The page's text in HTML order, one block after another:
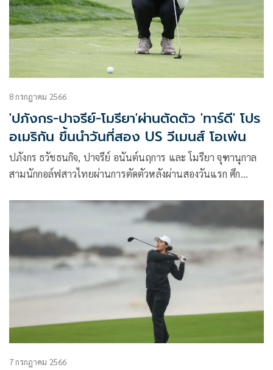
มากที่สุดในประวัติศาสตร์กอล์ฟหญิง ส่วน ปภังกร ธวัชธนกิจ จบ
อันดับ 27 ร่วมดีที่สุดของนักกอล์ฟไทยในรายการนี้
8 กรกฎาคม 2566
'ปภังกร-ปาจรีย์-โมรียา'ผ่านตัดตัว 'ทาร์ดี' โปร
อเมริกัน ขึ้นนำวันที่สอง US วีเมนส์ โอเพ่น
ปภังกร ธวัชธนกิจ, ปาจรีย์ อนันต์นฤการ และ โมรียา จุฑานุกาล
สามนักกอล์ฟสาวไทยผ่านการตัดตัวหลังผ่านสองวันแรก ศึก
เพบเบิลบีช กอล์ฟ ลิงค์ส รัฐแคลิฟอร์เนีย ประเทศสหรัฐอเมริกา
เมื่อวันศุกร์ที่ 7 กรกฎาคม 2566 ขณะที่ผู้นำกลายเป็น เบลีย์ ทาร์
ดี โปรสาวชาวอเมริกัน สกอร์รวม 7 อันเดอร์พาร์ 137
7 กรกฎาคม 2566